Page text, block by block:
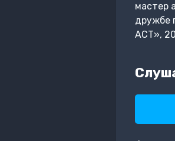
мастер
дружбе
АСТ»,